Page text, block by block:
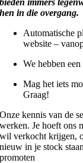
hen in die overgang.
Automatische
website –
We hebben
Mag het iets
Graag!
Onze kennis van de
werken. Je hoeft ons
wil verkocht krijgen,
nieuw in je stock
promoten